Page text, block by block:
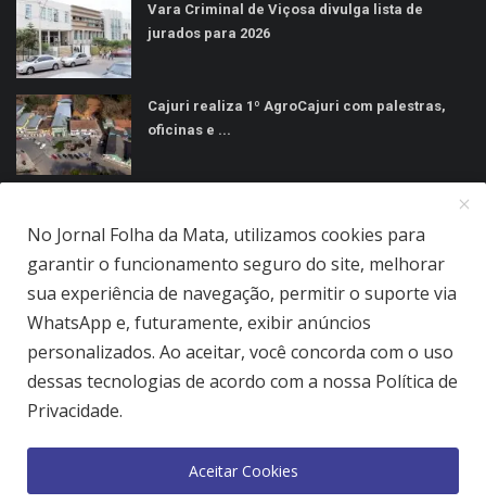
Vara Criminal de Viçosa divulga lista de
jurados para 2026
Cajuri realiza 1º AgroCajuri com palestras,
oficinas e ...
Jornal Folha da Mata Ltda © 2026 - Todos direitos reservados.
Quem Somos
Política de Privacidade
No Jornal Folha da Mata, utilizamos cookies para
garantir o funcionamento seguro do site, melhorar
sua experiência de navegação, permitir o suporte via
WhatsApp e, futuramente, exibir anúncios
personalizados. Ao aceitar, você concorda com o uso
dessas tecnologias de acordo com a nossa Política de
Privacidade.
Aceitar Cookies